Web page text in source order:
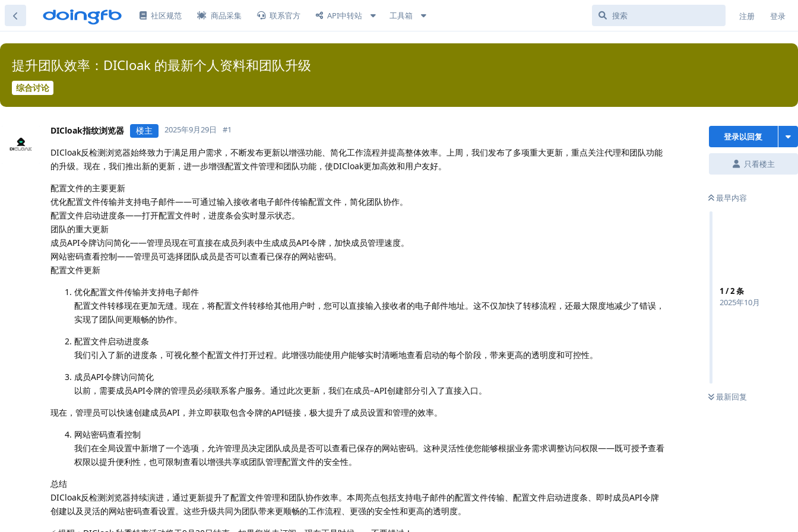
社区规范 商品采集 联系官方 API中转站 工具箱 注册 登录
综合讨论
提升团队效率：DICloak 的最新个人资料和团队升级
登录以回复
只看楼主
最早内容
1 /2条
2025年10月
最新回复
DICloak指纹浏览器 楼主 2025年9月29日 #1
DICloak反检测浏览器始终致力于满足用户需求，不断发布更新以增强功能、简化工作流程并提高整体效率。上周，我们发布了多项重大更新，重点关注代理和团队功能
的升级。现在，我们推出新的更新，进一步增强配置文件管理和团队功能，使DICloak更加高效和用户友好。
配置文件的主要更新
优化配置文件传输并支持电子邮件——可通过输入接收者电子邮件传输配置文件，简化团队协作。
配置文件启动进度条——打开配置文件时，进度条会实时显示状态。
团队的重大更新
成员API令牌访问简化——管理员现在可直接在成员列表中生成成员API令牌，加快成员管理速度。
网站密码查看控制——管理员可选择团队成员是否可以查看已保存的网站密码。
配置文件更新
优化配置文件传输并支持电子邮件
配置文件转移现在更加无缝。现在，将配置文件转移给其他用户时，您可以直接输入接收者的电子邮件地址。这不仅加快了转移流程，还最大限度地减少了错误，
实现了团队间更顺畅的协作。
配置文件启动进度条
我们引入了新的进度条，可视化整个配置文件打开过程。此增强功能使用户能够实时清晰地查看启动的每个阶段，带来更高的透明度和可控性。
成员API令牌访问简化
以前，需要成员API令牌的管理员必须联系客户服务。通过此次更新，我们在成员–API创建部分引入了直接入口。
现在，管理员可以快速创建成员API，并立即获取包含令牌的API链接，极大提升了成员设置和管理的效率。
网站密码查看控制
我们在全局设置中新增了一个选项，允许管理员决定团队成员是否可以查看已保存的网站密码。这种灵活性使您能够根据业务需求调整访问权限——既可授予查看
权限以提升便利性，也可限制查看以增强共享或团队管理配置文件的安全性。
总结
DICloak反检测浏览器持续演进，通过更新提升了配置文件管理和团队协作效率。本周亮点包括支持电子邮件的配置文件传输、配置文件启动进度条、即时成员API令牌
创建以及灵活的网站密码查看设置。这些升级共同为团队带来更顺畅的工作流程、更强的安全性和更高的透明度。